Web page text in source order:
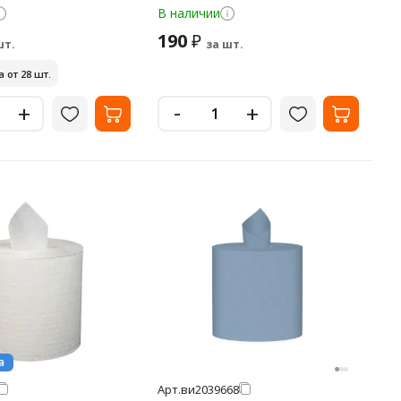
от 28 шт.
+
В наличии
190₽ за шт.
- +
Арт.ви2039668